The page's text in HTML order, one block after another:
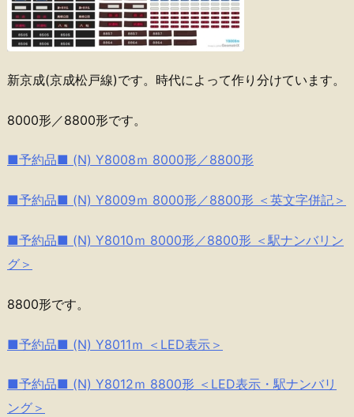
新京成(京成松戸線)です。時代によって作り分けています。
8000形／8800形です。
■予約品■ (N) Y8008ｍ 8000形／8800形
■予約品■ (N) Y8009ｍ 8000形／8800形 ＜英文字併記＞
■予約品■ (N) Y8010ｍ 8000形／8800形 ＜駅ナンバリン
グ＞
8800形です。
■予約品■ (N) Y8011ｍ ＜LED表示＞
■予約品■ (N) Y8012ｍ 8800形 ＜LED表示・駅ナンバリ
ング＞